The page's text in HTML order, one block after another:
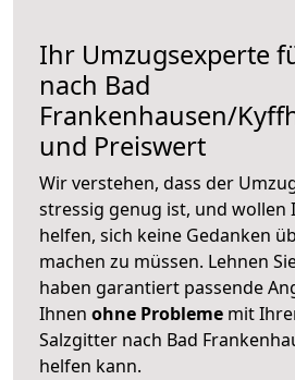
Ihr Umzugsexperte
nach Bad
Frankenhausen/
und Preiswert
Wir verstehen, dass der
stressig genug ist, und wollen
helfen, sich keine Gedanken
machen zu müssen. Lehnen
haben garantiert passende
Ihnen ohne Probleme mit
Salzgitter nach Bad
helfen kann.